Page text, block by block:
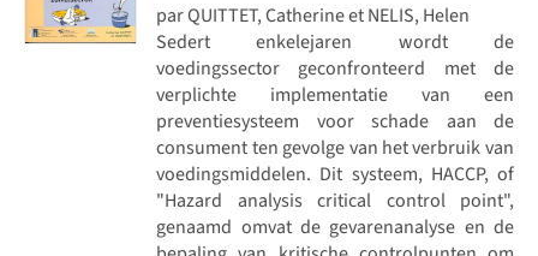
par QUITTET, Catherine et NELIS, Helen
Sedert enkelejaren wordt de
voedingssector geconfronteerd met de
verplichte implementatie van een
preventiesysteem voor schade aan de
consument ten gevolge van het verbruik van
voedingsmiddelen. Dit systeem, HACCP, of
"Hazard analysis critical control point",
genaamd omvat de gevarenanalyse en de